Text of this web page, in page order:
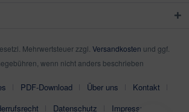
Mehrwertsteuer zzgl. Versandkosten und ggf.
wenn nicht anders beschrieben
PDF-Download Über uns
Kontakt
Datenschutz Impressum